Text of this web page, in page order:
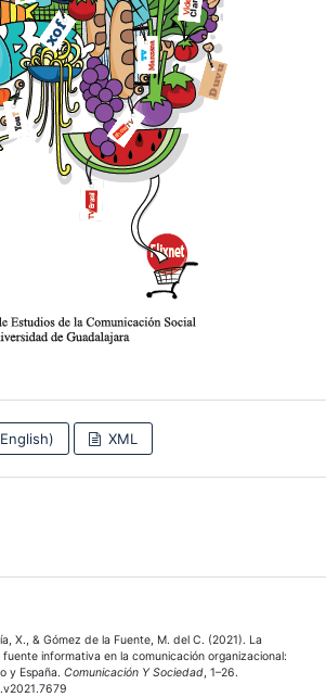
XML
X., & Gómez de la Fuente, M. del C. (2021). La
informativa en la comunicación organizacional:
y España. Comunicación Y Sociedad, 1–26.